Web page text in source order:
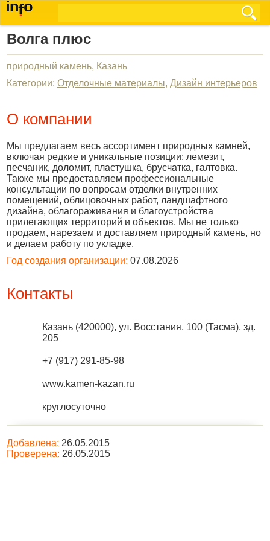
Волга плюс
природный камень, Казань
Категории: Отделочные материалы, Дизайн интерьеров
О компании
Мы предлагаем весь ассортимент природных камней,
включая редкие и уникальные позиции: лемезит,
песчаник, доломит, пластушка, брусчатка, галтовка.
Также мы предоставляем профессиональные
консультации по вопросам отделки внутренних
помещений, облицовочных работ, ландшафтного
дизайна, облагораживания и благоустройства
прилегающих территорий и объектов. Мы не только
продаем, нарезаем и доставляем природный камень, но
и делаем работу по укладке.
Год создания организации: 07.08.2026
Контакты
Казань (420000), ул. Восстания, 100 (Тасма), зд.
205
+7 (917) 291-85-98
www.kamen-kazan.ru
круглосуточно
Добавлена: 26.05.2015
Проверена: 26.05.2015